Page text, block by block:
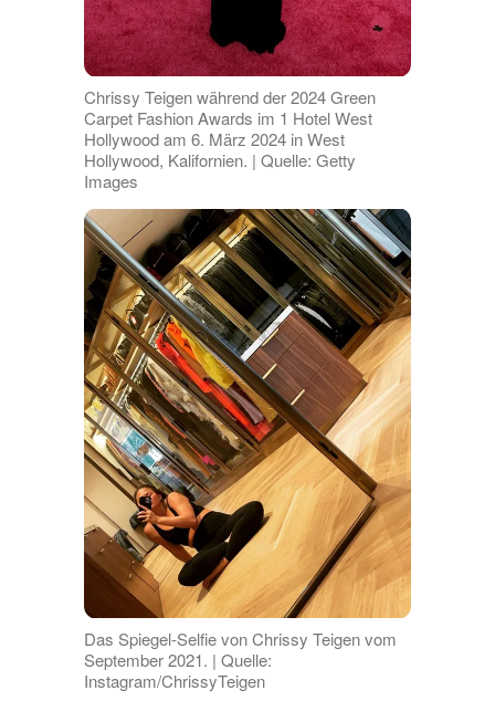
Chrissy Teigen während der 2024 Green
Carpet Fashion Awards im 1 Hotel West
Hollywood am 6. März 2024 in West
Hollywood, Kalifornien. | Quelle: Getty
Images
Das Spiegel-Selfie von Chrissy Teigen vom
September 2021. | Quelle:
Instagram/ChrissyTeigen